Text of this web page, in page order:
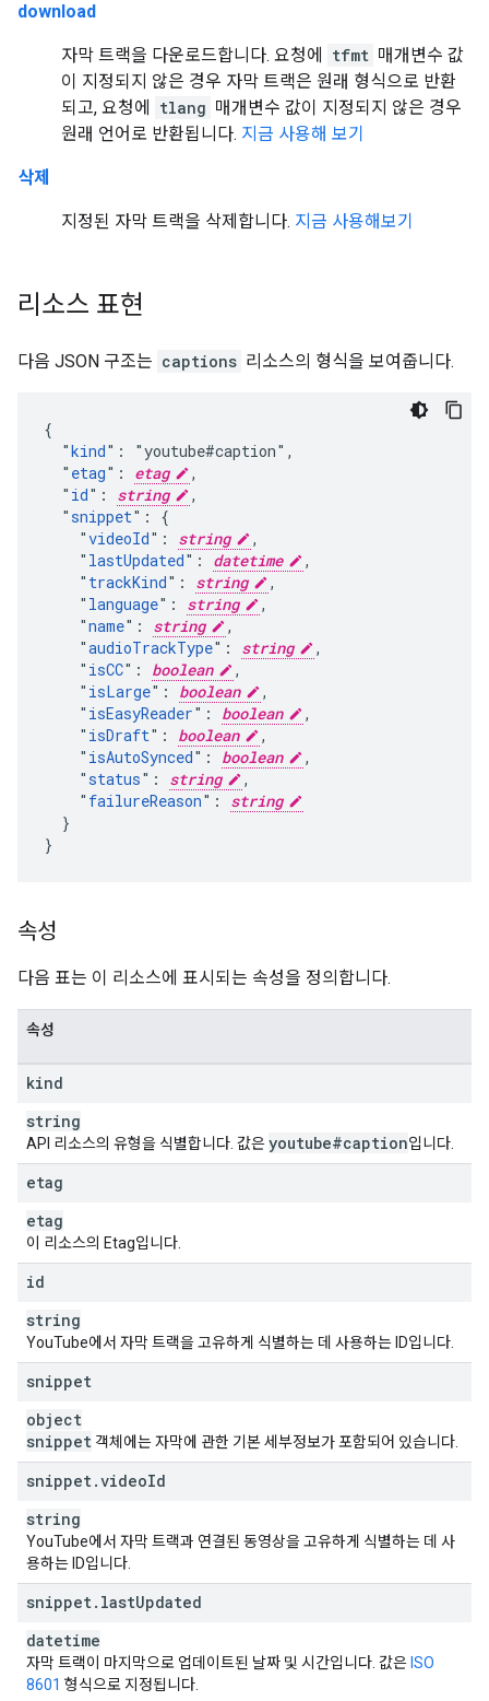
download
자막 트랙을 다운로드합니다. 요청에 tfmt 매개변수 값
이 지정되지 않은 경우 자막 트랙은 원래 형식으로 반환
되고, 요청에
tlang 매개변수 값이 지정되지 않은 경우
원래 언어로 반환됩니다. 지금 사용해 보기
삭제
지정된 자막 트랙을 삭제합니다. 지금 사용해보기
리소스 표현
다음 JSON 구조는 captions 리소스의 형식을 보여줍니다.
{
  "
kind": "youtube#caption",
  "
etag": etag
,
  "
id": string
,
  "
snippet": {
    "
videoId": string
,
    "
lastUpdated": datetime
,
    "
trackKind": string
,
    "
language": string
,
    "
name": string
,
    "
audioTrackType": string
,
    "
isCC": boolean
,
    "
isLarge": boolean
,
    "
isEasyReader": boolean
,
    "
isDraft": boolean
,
    "
isAutoSynced": boolean
,
    "
status": string
,
    "
failureReason": string
  }
}
속성
다음 표는 이 리소스에 표시되는 속성을 정의합니다.
속성
kind
string
API 리소스의 유형을 식별합니다. 값은youtube#caption입니다.
etag
etag
이 리소스의 Etag입니다.
id
string
YouTube에서 자막 트랙을 고유하게 식별하는 데 사용하는 ID입니다.
snippet
object
snippet 객체에는 자막에 관한 기본 세부정보가 포함되어 있습니다.
snippet.videoId
string
YouTube에서 자막 트랙과 연결된 동영상을 고유하게 식별하는 데 사
용하는 ID입니다.
snippet. lastUpdated
datetime
자막 트랙이 마지막으로 업데이트된 날짜 및 시간입니다. 값은 ISO
8601 형식으로 지정됩니다.